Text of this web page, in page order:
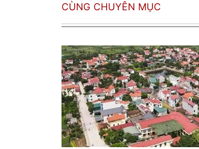
CÙNG CHUYÊN MỤC